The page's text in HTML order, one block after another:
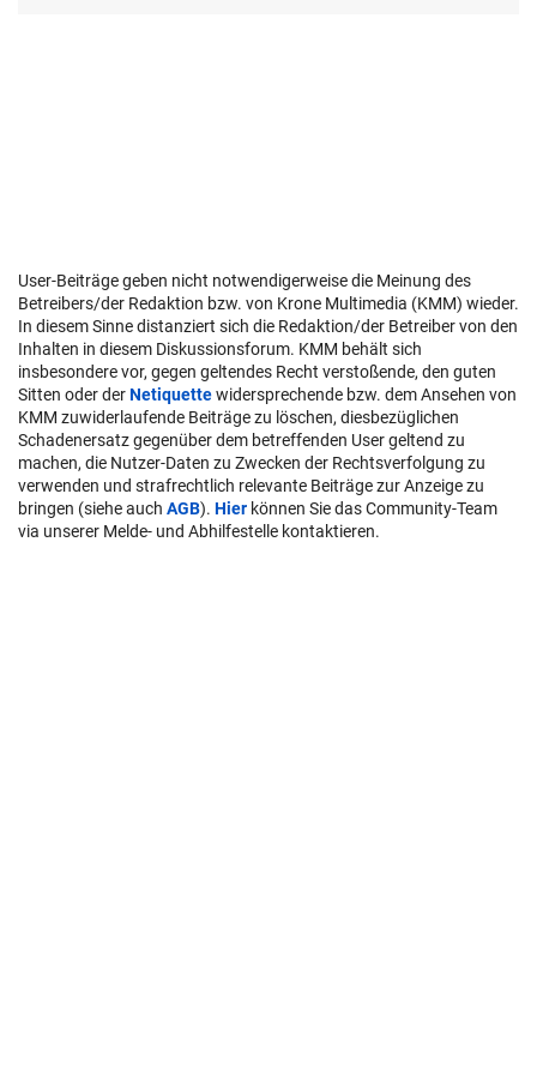
User-Beiträge geben nicht notwendigerweise die Meinung des
Betreibers/der Redaktion bzw. von Krone Multimedia (KMM) wieder.
In diesem Sinne distanziert sich die Redaktion/der Betreiber von den
Inhalten in diesem Diskussionsforum. KMM behält sich
insbesondere vor, gegen geltendes Recht verstoßende, den guten
Sitten oder derNetiquettewidersprechende bzw. dem Ansehen von
KMM zuwiderlaufende Beiträge zu löschen, diesbezüglichen
Schadenersatz gegenüber dem betreffenden User geltend zu
machen, die Nutzer-Daten zu Zwecken der Rechtsverfolgung zu
verwenden und strafrechtlich relevante Beiträge zur Anzeige zu
bringen (siehe auch AGB). Hier können Sie das Community-Team
via unserer Melde- und Abhilfestelle kontaktieren.